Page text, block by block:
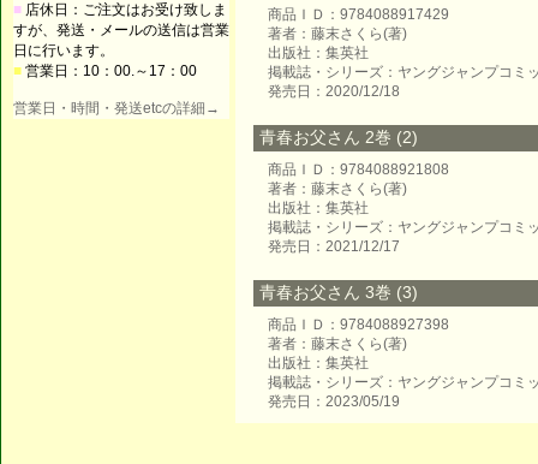
■ 店休日：ご注文はお受け致しま
すが、発送・メールの送信は営業
日に行います。
■ 営業日：10：00.～17：00
営業日・時間・発送etcの詳細→
商品ＩＤ：9784088917429
著者：藤末さくら(著)
出版社：集英社
掲載誌・シリーズ：ヤングジャンプコミ
発売日：2020/12/18
青春お父さん 2巻 (2)
商品ＩＤ：9784088921808
著者：藤末さくら(著)
出版社：集英社
掲載誌・シリーズ：ヤングジャンプコミ
発売日：2021/12/17
青春お父さん 3巻 (3)
商品ＩＤ：9784088927398
著者：藤末さくら(著)
出版社：集英社
掲載誌・シリーズ：ヤングジャンプコミ
発売日：2023/05/19